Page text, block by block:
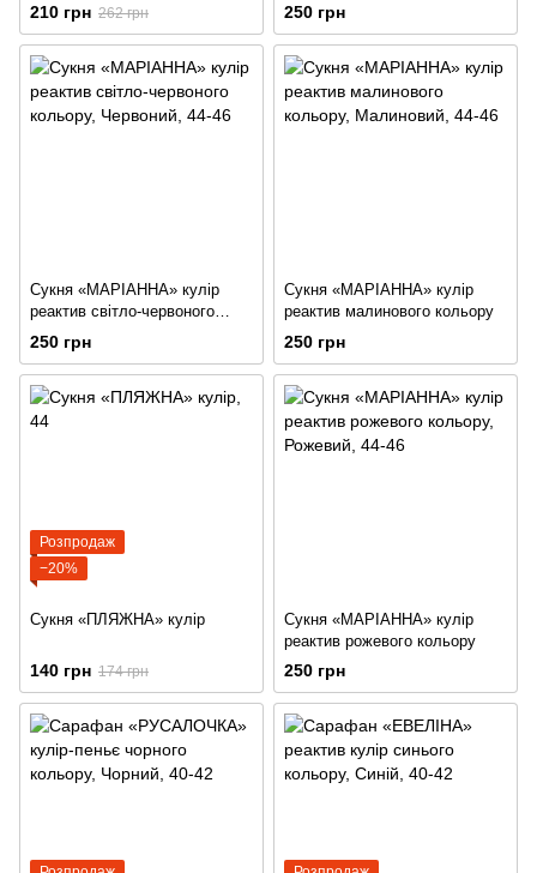
210 грн 262 грн 250 грн
Сукня «МАРІАННА» кулір
реактив світло-червоного
кольору
250 грн
Сукня «МАРІАННА» кулір
реактив малинового кольору
250 грн
Розпродаж
−20%
Сукня «ПЛЯЖНА» кулір
140 грн 174 грн
Сукня «МАРІАННА» кулір
реактив рожевого кольору
250 грн